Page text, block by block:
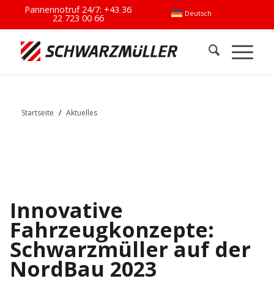
Deutsch
Pannennotruf 24/7:+43 36
22 723 00 66
Startseite / Aktuelles
Innovative
Fahrzeugkonzepte:
Schwarzmüller auf der
NordBau 2023